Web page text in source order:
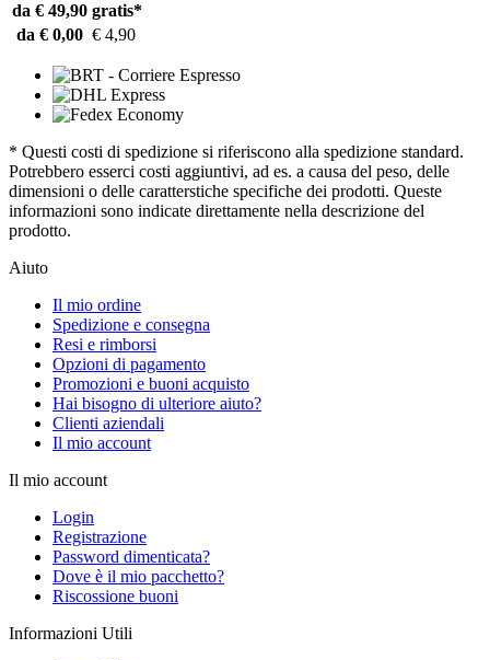
da € 49,90 gratis*
da € 0,00 € 4,90
* Questi costi di spedizione si riferiscono alla spedizione standard.
Potrebbero esserci costi aggiuntivi, ad es. a causa del peso, delle
dimensioni o delle caratterstiche specifiche dei prodotti. Queste
informazioni sono indicate direttamente nella descrizione del
prodotto.
Aiuto
Il mio ordine
Spedizione e consegna
Resi e rimborsi
Opzioni di pagamento
Promozioni e buoni acquisto
Hai bisogno di ulteriore aiuto?
Clienti aziendali
Il mio account
Il mio account
Login
Registrazione
Password dimenticata?
Dove è il mio pacchetto?
Riscossione buoni
Informazioni Utili